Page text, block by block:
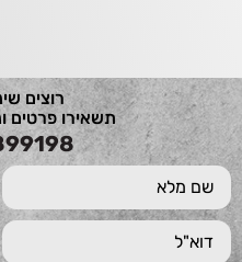
רוצים
תשאירו פרטים